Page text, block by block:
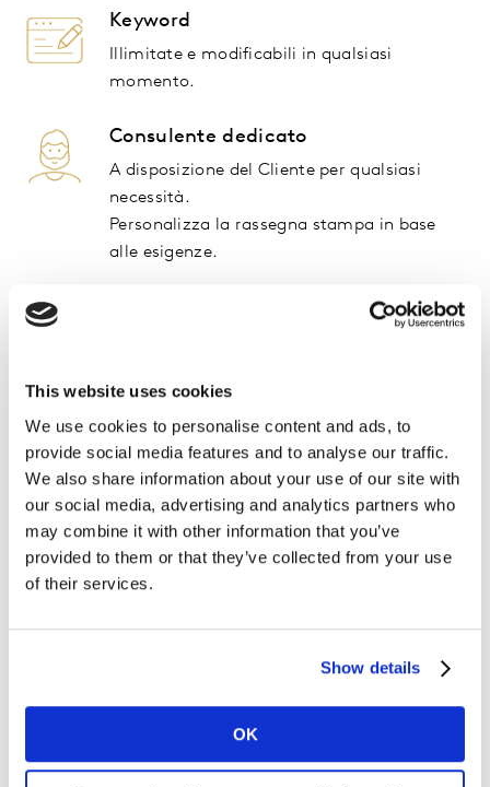
This website uses cookies
We use cookies to personalise content and ads, to
provide social media features and to analyse our traffic.
We also share information about your use of our site with
our social media, advertising and analytics partners who
may combine it with other information that you’ve
provided to them or that they’ve collected from your use
of their services.
Show details
OK
Keyword
Illimitate e modificabili in qualsiasi
momento.
Consulente dedicato
A disposizione del Cliente per qualsiasi
necessità.
Personalizza la rassegna stampa in base
alle esigenze.
Piattaforma Kantar Reputation
Accesso alla piattaforma per consultare,
gestire e analizzare la rassegna.
Compi la il formper richiedere la
informazioni: